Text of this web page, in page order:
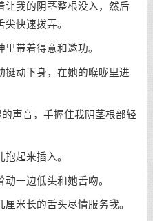
我的阴茎整根没入，然后
快速拨弄。
带着得意和邀功。
动下身，在她的喉咙里进
音，手握住我阴茎根部轻
起来插入。
一边低头和她舌吻。
米长的舌头尽情服务我。